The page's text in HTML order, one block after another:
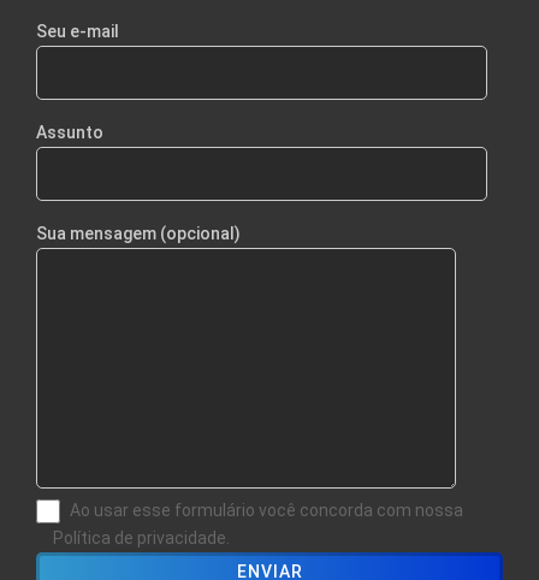
Seu e-mail
Assunto
Sua mensagem (opcional)
Ao usar esse formulário você concorda com nossa
Política de privacidade.